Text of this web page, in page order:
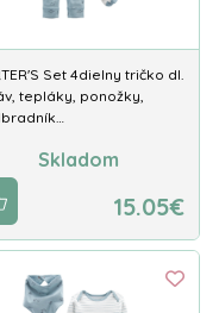
Set 4dielny tričko dl.
tepláky, ponožky,
Skladom
15.05€